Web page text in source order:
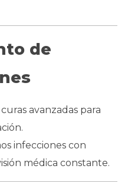
de
avanzadas para
infecciones con
médica constante.